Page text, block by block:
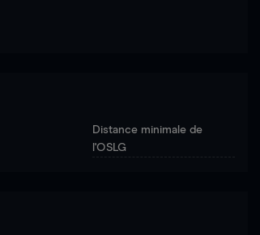
Distance minimale de
l'OSLG